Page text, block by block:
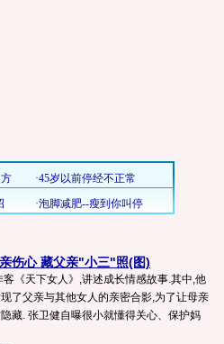
伤心 藏父亲"小三"照(图)
客《天下女人》,讲述成长情感故事.其中,他
了父亲与其他女人的亲密合影,为了让母亲
藏. 张卫健自曝很小就懂得关心、保护妈